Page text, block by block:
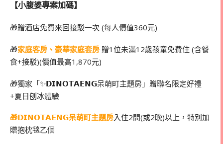
【小腹婆專案加碼】
🎁贈酒店免費來回接駁一次 (每人價值360元)
🎁家庭客房、豪華家庭套房 贈1位未滿12歲孩童免費住 (含餐
食+接駁)(價值最高1,870元)
🎁獨家「✨𝗗𝗜𝗡𝗢𝗧𝗔𝗘𝗡𝗚呆萌町主題房」贈聯名限定好禮
+夏日刨冰體驗
🎁𝗗𝗜𝗡𝗢𝗧𝗔𝗘𝗡𝗚呆萌町主題房入住2間(或2晚)以上，特別加
贈抱枕毯乙個